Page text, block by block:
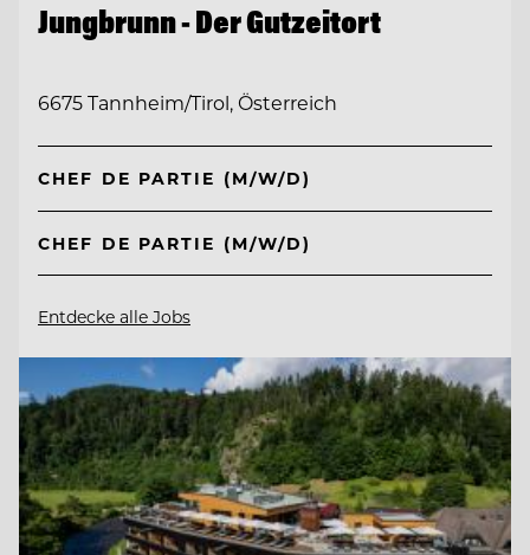
Jungbrunn - Der Gutzeitort
6675 Tannheim/Tirol, Österreich
CHEF DE PARTIE (M/W/D)
CHEF DE PARTIE (M/W/D)
Entdecke alle Jobs